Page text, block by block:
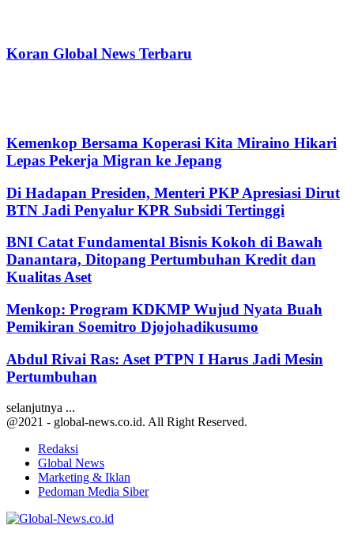
Koran Global News Terbaru
Kemenkop Bersama Koperasi Kita Miraino Hikari
Lepas Pekerja Migran ke Jepang
Di Hadapan Presiden, Menteri PKP Apresiasi Dirut
BTN Jadi Penyalur KPR Subsidi Tertinggi
BNI Catat Fundamental Bisnis Kokoh di Bawah
Danantara, Ditopang Pertumbuhan Kredit dan
Kualitas Aset
Menkop: Program KDKMP Wujud Nyata Buah
Pemikiran Soemitro Djojohadikusumo
Abdul Rivai Ras: Aset PTPN I Harus Jadi Mesin
Pertumbuhan
selanjutnya ...
@2021 - global-news.co.id. All Right Reserved.
Redaksi
Global News
Marketing & Iklan
Pedoman Media Siber